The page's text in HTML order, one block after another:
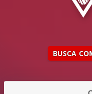
BUSCA